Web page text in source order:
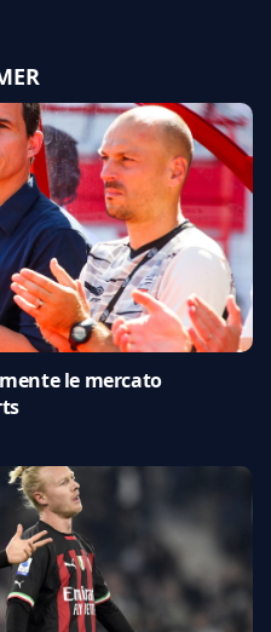
le mercato